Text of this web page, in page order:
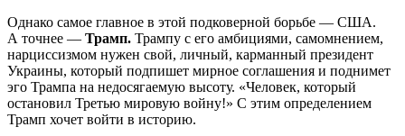
Однако самое главное в этой подковерной борьбе — США.
А точнее — Трамп. Трампу с его амбициями, самомнением,
нарциссизмом нужен свой, личный, карманный президент
Украины, который подпишет мирное соглашения и поднимет
эго Трампа на недосягаемую высоту. «Человек, который
остановил Третью мировую войну!» С этим определением
Трамп хочет войти в историю.